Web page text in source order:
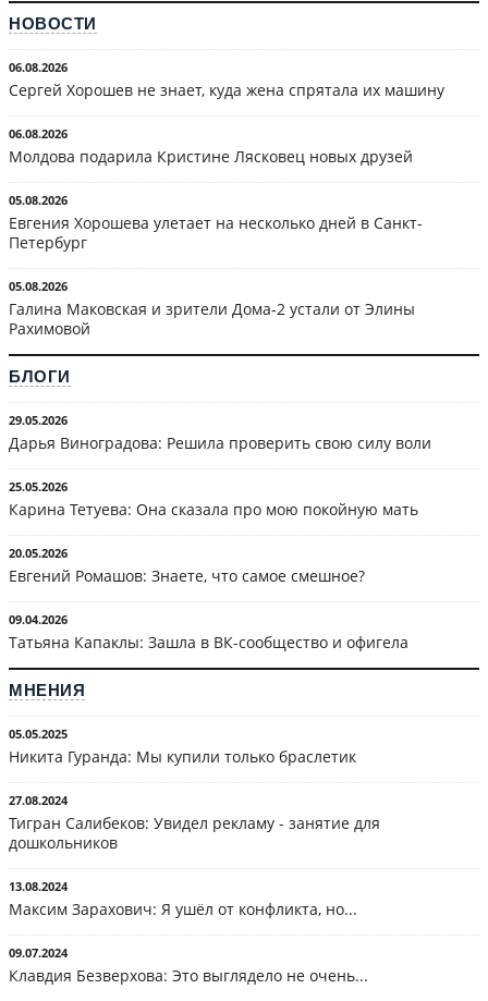
НОВОСТИ
06.08.2026
Сергей Хорошев не знает, куда жена спрятала их машину
06.08.2026
Молдова подарила Кристине Лясковец новых друзей
05.08.2026
Евгения Хорошева улетает на несколько дней в Санкт-
Петербург
05.08.2026
Галина Маковская и зрители Дома-2 устали от Элины
Рахимовой
БЛОГИ
29.05.2026
Дарья Виноградова: Решила проверить свою силу воли
25.05.2026
Карина Тетуева: Она сказала про мою покойную мать
20.05.2026
Евгений Ромашов: Знаете, что самое смешное?
09.04.2026
Татьяна Капаклы: Зашла в ВК-сообщество и офигела
МНЕНИЯ
05.05.2025
Никита Гуранда: Мы купили только браслетик
27.08.2024
Тигран Салибеков: Увидел рекламу - занятие для
дошкольников
13.08.2024
Максим Зарахович: Я ушёл от конфликта, но...
09.07.2024
Клавдия Безверхова: Это выглядело не очень...